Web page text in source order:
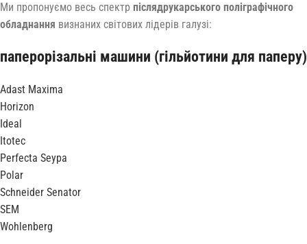
Ми пропонуємо весь спектр післядрукарського поліграфічного
обладнання визнаних світових лідерів галузі:
паперорізальні машини (гільйотини для паперу)
Adast Maxima
Horizon
Ideal
Itotec
Perfecta Seypa
Polar
Schneider Senator
SEM
Wohlenberg